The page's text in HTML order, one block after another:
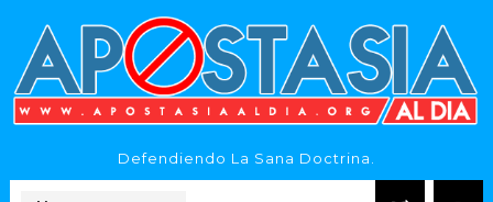
Defendiendo La Sana Doctrina.